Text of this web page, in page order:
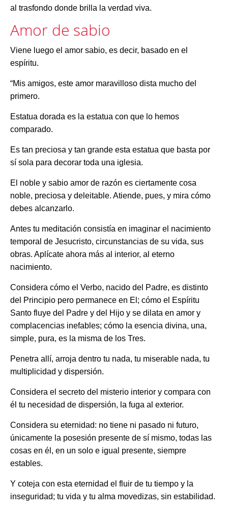
al trasfondo donde brilla la verdad viva.
Amor de sabio
Viene luego el amor sabio, es decir, basado en el
espíritu.
“Mis amigos, este amor maravilloso dista mucho del
primero.
Estatua dorada es la estatua con que lo hemos
comparado.
Es tan preciosa y tan grande esta estatua que basta por
sí sola para decorar toda una iglesia.
El noble y sabio amor de razón es ciertamente cosa
noble, preciosa y deleitable. Atiende, pues, y mira cómo
debes alcanzarlo.
Antes tu meditación consistía en imaginar el nacimiento
temporal de Jesucristo, circunstancias de su vida, sus
obras. Aplícate ahora más al interior, al eterno
nacimiento.
Considera cómo el Verbo, nacido del Padre, es distinto
del Principio pero permanece en El; cómo el Espíritu
Santo fluye del Padre y del Hijo y se dilata en amor y
complacencias inefables; cómo la esencia divina, una,
simple, pura, es la misma de los Tres.
Penetra allí, arroja dentro tu nada, tu miserable nada, tu
multiplicidad y dispersión.
Considera el secreto del misterio interior y compara con
él tu necesidad de dispersión, la fuga al exterior.
Considera su eternidad: no tiene ni pasado ni futuro,
únicamente la posesión presente de sí mismo, todas las
cosas en él, en un solo e igual presente, siempre
estables.
Y coteja con esta eternidad el fluir de tu tiempo y la
inseguridad; tu vida y tu alma movedizas, sin estabilidad.